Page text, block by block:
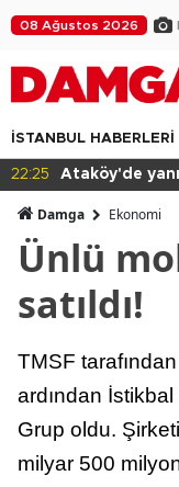
08 Ağustos 2026
İSTANBUL HABERLERİ
22:25 Ataköy'de
Damga Ekonomi
Ünlü
satıldı!
TMSF
ardından İstikbal
Grup oldu.
milyar 500